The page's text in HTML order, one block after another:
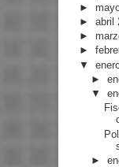
►
► abril
►
►
▼
►
▼
►